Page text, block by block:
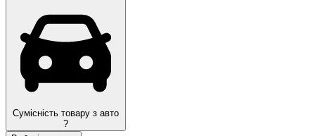
Сумісність товару з авто
?